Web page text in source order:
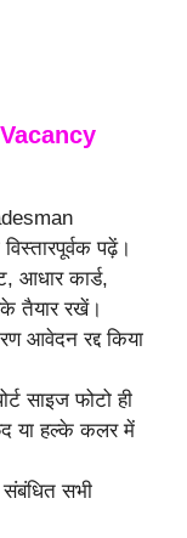
पढ़ें।
आधार कार्ड,
तैयार रखें।
आवेदन रद्द किया
साइज फोटो ही
या हल्के कलर में
संबंधित सभी